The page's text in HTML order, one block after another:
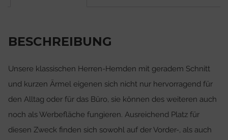
BESCHREIBUNG
Unsere klassischen Herren-Hemden mit geradem Schnitt
und kurzen Ärmel eigenen sich nicht nur hervorragend für
den Alltag oder für das Büro, sie können des weiteren auch
noch als Werbefläche fungieren. Ausreichend Platz für
diesen Zweck finden sich sowohl auf der Vorder-, als auch